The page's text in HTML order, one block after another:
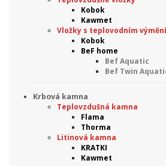
Kobok
Kawmet
Vložky s teplovodním
Kobok
BeF home
Bef Aquatic
Bef Twin
Krbová kamna
Teplovzdušná kamna
Flama
Thorma
Litinová kamna
KRATKI
Kawmet